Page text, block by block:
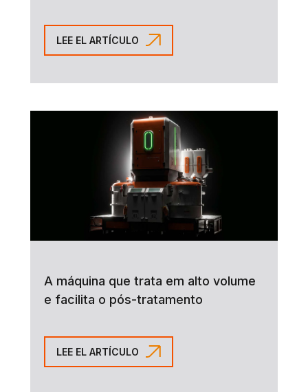
LEE EL ARTÍCULO
A máquina que trata em alto volume
e facilita o pós-tratamento
LEE EL ARTÍCULO